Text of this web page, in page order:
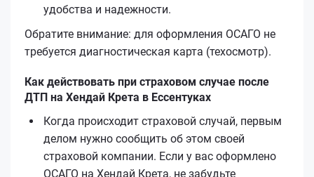
удобства и надежности.
Обратите внимание: для оформления ОСАГО не
требуется диагностическая карта (техосмотр).
Как действовать при страховом случае после
ДТП на Хендай Крета в Ессентуках
Когда происходит страховой случай, первым
делом нужно сообщить об этом своей
страховой компании. Если у вас оформлено
ОСАГО на Хендай Крета, не забудьте